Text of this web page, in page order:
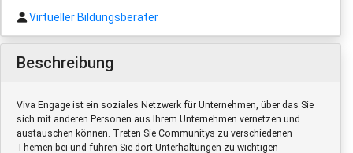
Virtueller Bildungsberater
Beschreibung
Viva Engage ist ein soziales Netzwerk für Unternehmen, über das Sie
sich mit anderen Personen aus Ihrem Unternehmen vernetzen und
austauschen können. Treten Sie Communitys zu verschiedenen
Themen bei und führen Sie dort Unterhaltungen zu wichtigen